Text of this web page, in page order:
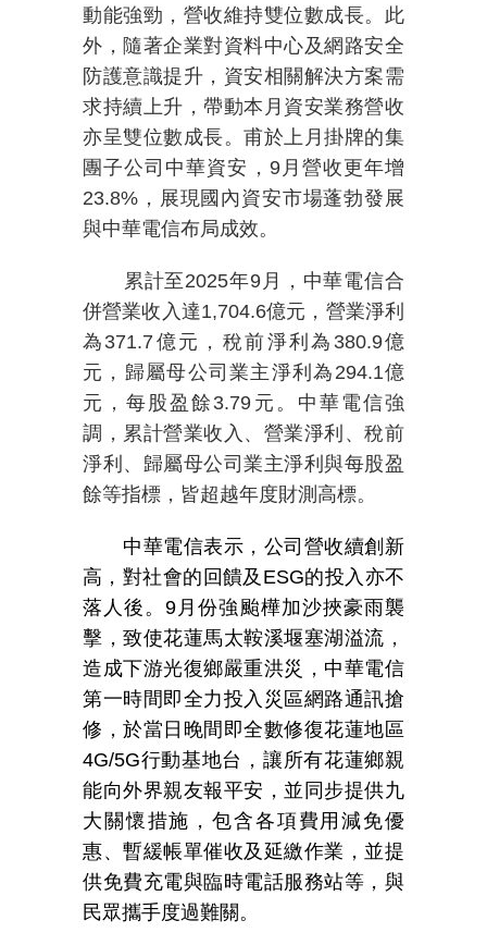
動能強勁，營收維持雙位數成長。此
外，隨著企業對資料中心及網路安全
防護意識提升，資安相關解決方案需
求持續上升，帶動本月資安業務營收
亦呈雙位數成長。甫於上月掛牌的集
團子公司中華資安， 9月營收更年增
23.8% ，展現國內資安市場蓬勃發展
與中華電信布局成效。
累計至2025年9 月，中華電信合
併營業收入達1,704.6億元，營業淨利
為 371.7 億元，稅前淨利為 380.9億
元，歸屬母公司業主淨利為 294.1億
元，每股盈餘 3.79 元。中華電信強
調，累計營業收入、營業淨利、稅前
淨利、歸屬母公司業主淨利與每股盈
餘等指標，皆超越年度財測高標。
中華電信表示，公司營收續創新
高，對社會的回饋及 ESG的投入亦不
落人後。9 月份強颱樺加沙挾豪雨襲
擊，致使花蓮馬太鞍溪堰塞湖溢流，
造成下游光復鄉嚴重洪災，中華電信
第一時間即全力投入災區網路通訊搶
修，於當日晚間即全數修復花蓮地區
4G/5G行動基地台，讓所有花蓮鄉親
能向外界親友報平安，並同步提供九
大關懷措施，包含各項費用減免優
惠、暫緩帳單催收及延繳作業，並提
供免費充電與臨時電話服務站等，與
民眾攜手度過難關。